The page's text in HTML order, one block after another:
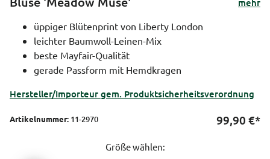
üppiger Blütenprint von Liberty London
leichter Baumwoll-Leinen-Mix
beste Mayfair-Qualität
gerade Passform mit Hemdkragen
Hersteller/Importeur gem. Produktsicherheitsverordnung
Artikelnummer: 11-2970 99,90 €*
Größe wählen: